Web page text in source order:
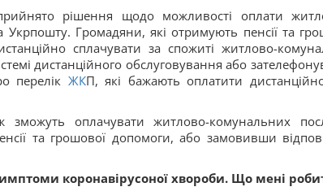
рішення щодо можливості оплати
Громадяни, які отримують пенсії та
сплачувати за спожиті житлово-
дистанційного обслуговування або
перелік ЖКП, які бажають оплатити
оплачувати житлово-комунальних
та грошової допомоги, або замовивши
коронавірусоної хвороби. Що мені